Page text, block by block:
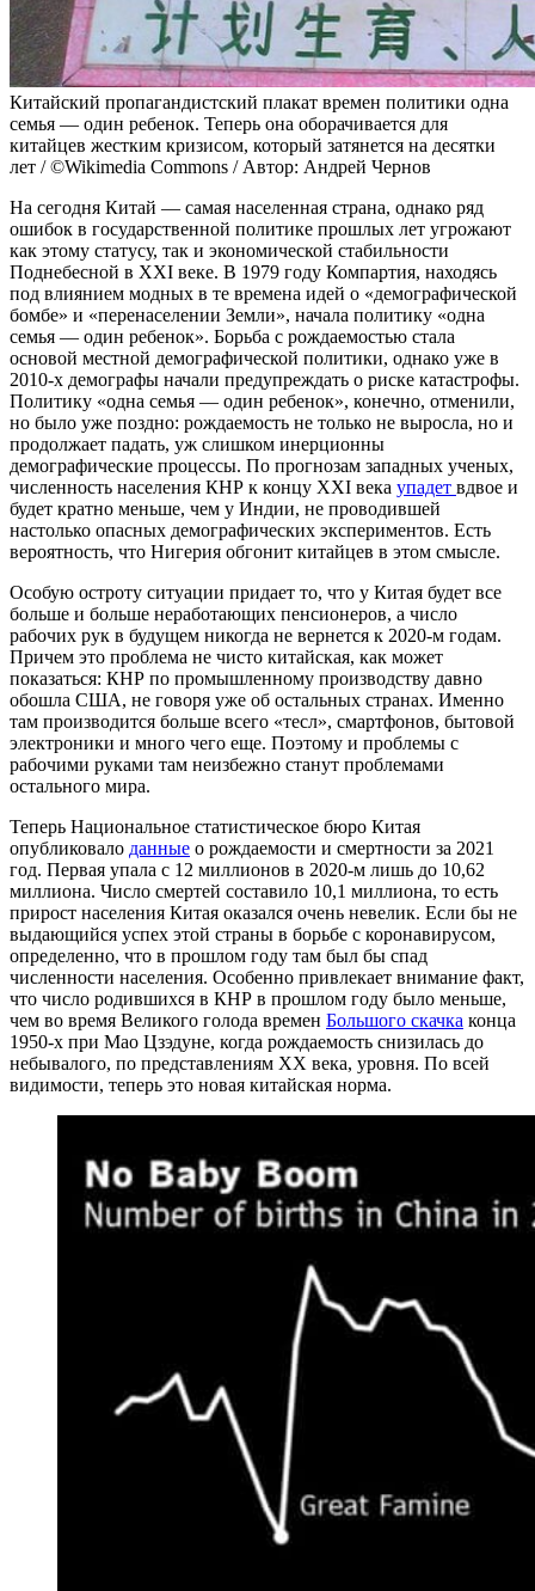
Китайский пропагандистский плакат времен политики одна
семья — один ребенок. Теперь она оборачивается для
китайцев жестким кризисом, который затянется на десятки
лет / ©Wikimedia Commons / Автор: Андрей Чернов
На сегодня Китай — самая населенная страна, однако ряд
ошибок в государственной политике прошлых лет угрожают
как этому статусу, так и экономической стабильности
Поднебесной в XXI веке. В 1979 году Компартия, находясь
под влиянием модных в те времена идей о «демографической
бомбе» и «перенаселении Земли», начала политику «одна
семья — один ребенок». Борьба с рождаемостью стала
основой местной демографической политики, однако уже в
2010-х демографы начали предупреждать о риске катастрофы.
Политику «одна семья — один ребенок», конечно, отменили,
но было уже поздно: рождаемость не только не выросла, но и
продолжает падать, уж слишком инерционны
демографические процессы. По прогнозам западных ученых,
численность населения КНР к концу XXI века упадет вдвое и
будет кратно меньше, чем у Индии, не проводившей
настолько опасных демографических экспериментов. Есть
вероятность, что Нигерия обгонит китайцев в этом смысле.
Особую остроту ситуации придает то, что у Китая будет все
больше и больше неработающих пенсионеров, а число
рабочих рук в будущем никогда не вернется к 2020-м годам.
Причем это проблема не чисто китайская, как может
показаться: КНР по промышленному производству давно
обошла США, не говоря уже об остальных странах. Именно
там производится больше всего «тесл», смартфонов, бытовой
электроники и много чего еще. Поэтому и проблемы с
рабочими руками там неизбежно станут проблемами
остального мира.
Теперь Национальное статистическое бюро Китая
опубликовало данные о рождаемости и смертности за 2021
год. Первая упала с 12 миллионов в 2020-м лишь до 10,62
миллиона. Число смертей составило 10,1 миллиона, то есть
прирост населения Китая оказался очень невелик. Если бы не
выдающийся успех этой страны в борьбе с коронавирусом,
определенно, что в прошлом году там был бы спад
численности населения. Особенно привлекает внимание факт,
что число родившихся в КНР в прошлом году было меньше,
чем во время Великого голода времен Большого скачка конца
1950-х при Мао Цзэдуне, когда рождаемость снизилась до
небывалого, по представлениям XX века, уровня. По всей
видимости, теперь это новая китайская норма.